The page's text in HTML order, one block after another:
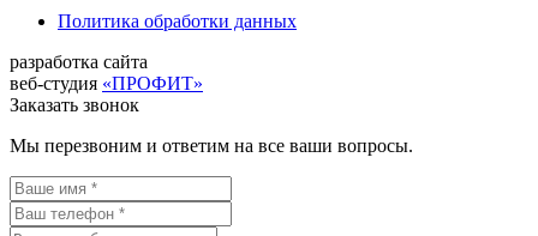
Политика обработки данных
разработка сайта
веб-студия «ПРОФИТ»
Заказать звонок
Мы перезвоним и ответим на все ваши вопросы.